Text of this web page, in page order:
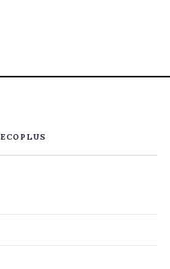
ECOPLUS